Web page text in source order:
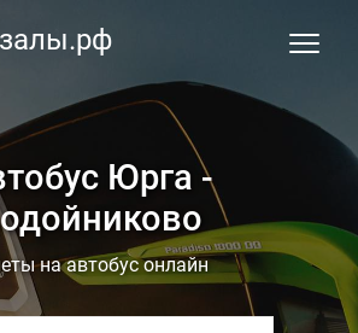
Юрга -
на автобус онлайн